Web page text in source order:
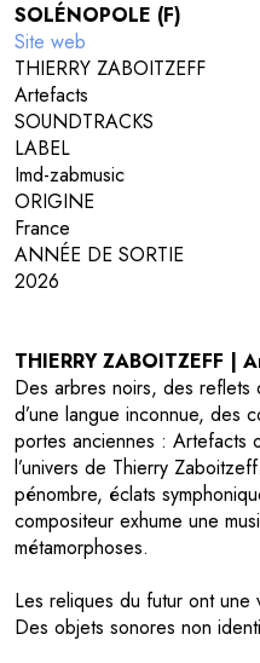
SOLÉNOPOLE (F)
Site web
THIERRY ZABOITZEFF
Artefacts
SOUNDTRACKS
LABEL
Imd-zabmusic
ORIGINE
France
ANNÉE DE SORTIE
2026
THIERRY ZABOITZEFF |
Des arbres noirs, des reflets
d’une langue inconnue, des
portes anciennes : Artefacts
l’univers de Thierry
pénombre, éclats
compositeur exhume une
métamorphoses.
Les reliques du futur ont une
Des objets sonores non